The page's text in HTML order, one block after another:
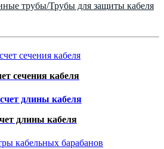
трубы/Трубы для защиты кабеля
сечения кабеля
длины кабеля